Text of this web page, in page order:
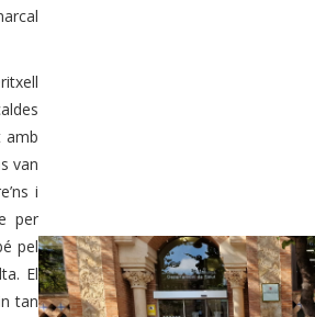
amb
van
i
per
pel
El
tan